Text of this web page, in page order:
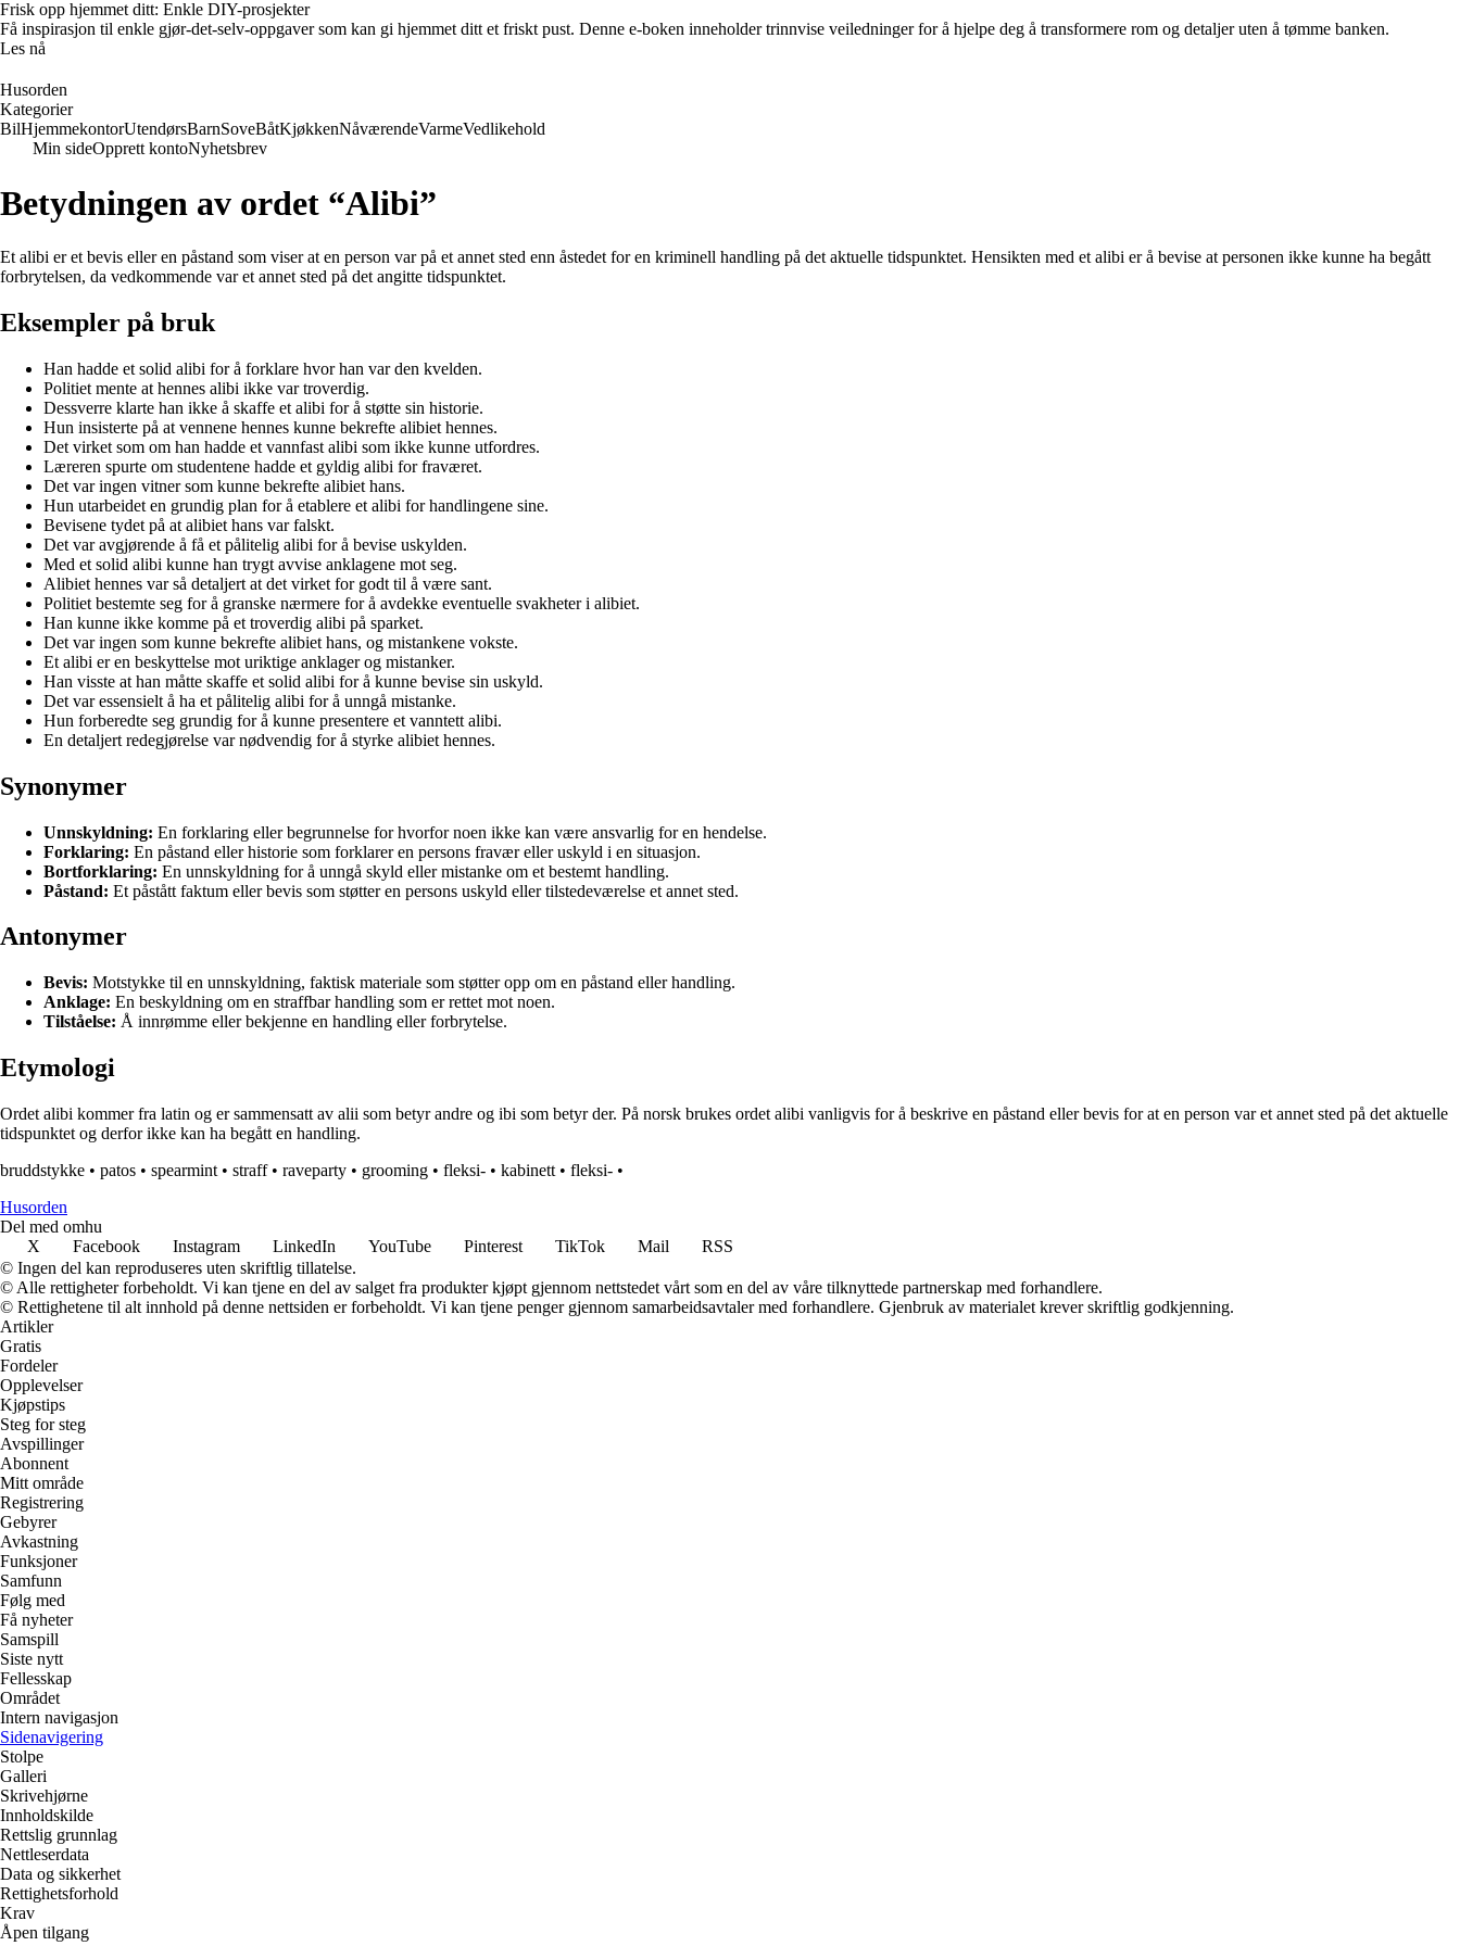
Frisk opp hjemmet ditt: Enkle DIY-prosjekter
Få inspirasjon til enkle gjør-det-selv-oppgaver som kan gi hjemmet ditt et friskt pust. Denne e-boken inneholder trinnvise veiledninger for å hjelpe deg å transformere rom og detaljer uten å tømme banken.
Les nå
Husorden
Kategorier
BilHjemmekontorUtendørsBarnSoveBåtKjøkkenNåværendeVarmeVedlikehold
Min sideOpprett kontoNyhetsbrev
Betydningen av ordet “Alibi”
Et alibi er et bevis eller en påstand som viser at en person var på et annet sted enn åstedet for en kriminell handling på det aktuelle tidspunktet. Hensikten med et alibi er å bevise at personen ikke kunne ha begått
forbrytelsen, da vedkommende var et annet sted på det angitte tidspunktet.
Eksempler på bruk
Han hadde et solid alibi for å forklare hvor han var den kvelden.
Politiet mente at hennes alibi ikke var troverdig.
Dessverre klarte han ikke å skaffe et alibi for å støtte sin historie.
Hun insisterte på at vennene hennes kunne bekrefte alibiet hennes.
Det virket som om han hadde et vannfast alibi som ikke kunne utfordres.
Læreren spurte om studentene hadde et gyldig alibi for fraværet.
Det var ingen vitner som kunne bekrefte alibiet hans.
Hun utarbeidet en grundig plan for å etablere et alibi for handlingene sine.
Bevisene tydet på at alibiet hans var falskt.
Det var avgjørende å få et pålitelig alibi for å bevise uskylden.
Med et solid alibi kunne han trygt avvise anklagene mot seg.
Alibiet hennes var så detaljert at det virket for godt til å være sant.
Politiet bestemte seg for å granske nærmere for å avdekke eventuelle svakheter i alibiet.
Han kunne ikke komme på et troverdig alibi på sparket.
Det var ingen som kunne bekrefte alibiet hans, og mistankene vokste.
Et alibi er en beskyttelse mot uriktige anklager og mistanker.
Han visste at han måtte skaffe et solid alibi for å kunne bevise sin uskyld.
Det var essensielt å ha et pålitelig alibi for å unngå mistanke.
Hun forberedte seg grundig for å kunne presentere et vanntett alibi.
En detaljert redegjørelse var nødvendig for å styrke alibiet hennes.
Synonymer
Unnskyldning: En forklaring eller begrunnelse for hvorfor noen ikke kan være ansvarlig for en hendelse.
Forklaring: En påstand eller historie som forklarer en persons fravær eller uskyld i en situasjon.
Bortforklaring: En unnskyldning for å unngå skyld eller mistanke om et bestemt handling.
Påstand: Et påstått faktum eller bevis som støtter en persons uskyld eller tilstedeværelse et annet sted.
Antonymer
Bevis: Motstykke til en unnskyldning, faktisk materiale som støtter opp om en påstand eller handling.
Anklage: En beskyldning om en straffbar handling som er rettet mot noen.
Tilståelse: Å innrømme eller bekjenne en handling eller forbrytelse.
Etymologi
Ordet alibi kommer fra latin og er sammensatt av alii som betyr andre og ibi som betyr der. På norsk brukes ordet alibi vanligvis for å beskrive en påstand eller bevis for at en person var et annet sted på det aktuelle
tidspunktet og derfor ikke kan ha begått en handling.
bruddstykke • patos • spearmint • straff• raveparty • grooming • fleksi- • kabinett • fleksi- •
Husorden
Del med omhu
X
Facebook Instagram LinkedIn YouTube Pinterest TikTok Mail
RSS
© Ingen del kan reproduseres uten skriftlig tillatelse.
© Alle rettigheter forbeholdt. Vi kan tjene en del av salget fra produkter kjøpt gjennom nettstedet vårt som en del av våre tilknyttede partnerskap med forhandlere.
© Rettighetene til alt innhold på denne nettsiden er forbeholdt. Vi kan tjene penger gjennom samarbeidsavtaler med forhandlere. Gjenbruk av materialet krever skriftlig godkjenning.
Artikler
Gratis
Fordeler
Opplevelser
Kjøpstips
Steg for steg
Avspillinger
Abonnent
Mitt område
Registrering
Gebyrer
Avkastning
Funksjoner
Samfunn
Følg med
Få nyheter
Samspill
Siste nytt
Fellesskap
Området
Intern navigasjon
Sidenavigering
Stolpe
Galleri
Skrivehjørne
Innholdskilde
Rettslig grunnlag
Nettleserdata
Data og sikkerhet
Rettighetsforhold
Krav
Åpen tilgang